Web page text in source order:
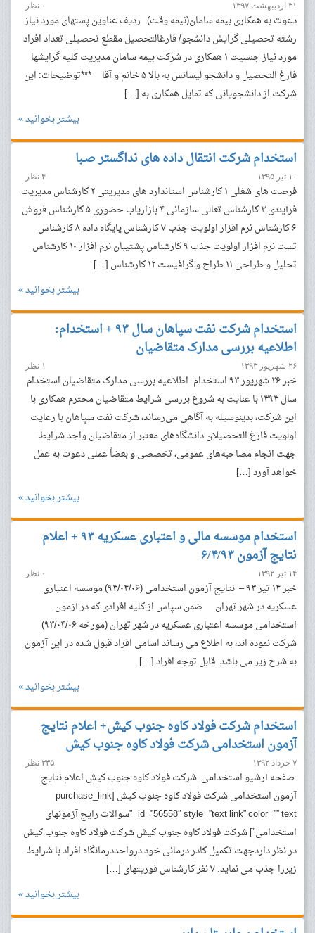
۳۱ اردیبهشت ۱۳۹۷ ۰ نظر
دعوت به همکاری بیمه سامان(نیمه وقت) ردیف عناوین پست­های مورد نیاز
رشته تحصیلی گرایش دانشجو/ فارغ­التحصیل مقطع تحصیلی تعداد افراد
مورد نیاز جنسیت ۱ همکاری در شرکت بیمه سامان مدیریت کلیه گرایش­ها
فارغ التحصیل و دانشجو لیسانس به بالا ۵ خانم و آقا ***توضیحات: این
شرکت از دانشجویانی که تمایل همکاری به […]
بیشتر بخوانید »
استخدام شرکت انتقال داده‎ های نداگستر صـبا
۱۰ تیر ۱۳۹۵ ۴ نظر
فرصت های شغلی ۱ کارشناس استاندارد های مدیریتی ۲ کارشناس مدیریت
فرآیندی ۳ کارشناس تعالی سازمانی ۴ بازاریاب حضوری ۵ کارشناس فروش
۶ کارشناس نرم افزار اولویت جذب ۷ کارشناس پایگاه داده ۸ کارشناس
تست نرم افزار اولویت جذب ۹ کارشناس پشتیبان نرم افزار ۱۰ کارشناس
تحلیل و طراحی ۱۱ طراح و گرافیست ۱۲ کارشناس […]
بیشتر بخوانید »
استخدام شرکت نفت سپاهان سال ۹۳ + استخدام:
اطلاعیه بررسی مدارک متقاضیان
۲۶ شهریور ۱۳۹۳ ۱ نظر
خبر ۲۶ شهریور ۹۳ استخدام: اطلاعیه بررسی مدارک متقاضیان استخدام
سال ۱۳۹۳ با عنایت به شروع بررسی شرایط متقاضیان محترم همکاری با
این شرکت، بدینوسیله به آگاهی می‌رساند، شرکت نفت سپاهان با رعایت
اولویت فارغ التحصیلان دانشگاه‌های معتبر از متقاضیان واجد شرایط
جهت انجام مصاحبه‌های عمومی، تخصصی و بعضاً عملی دعوت به عمل
خواهد آورد […]
بیشتر بخوانید »
استخدام موسسه مالی و اعتباری عسکریه ۹۳ + اعلام
نتایج آزمون ۶/۴/۹۳
۱۴ تیر ۱۳۹۲ ۰ نظر
خبر ۱۴ تیر ۹۳ – نتایج آزمون استخدامی (۹۳/۰۴/۰۶) موسسه اعتباری
عسکریه در شهر تهران ضمن سپاس از کلیه افرادی که در آزمون
استخدامی موسسه اعتباری عسکریه در شهر تهران (مورخه ۹۳/۰۴/۰۶)
شرکت نموده اند، به اطلاع می رساند اسامی افراد قبول شده در این آزمون
به شرح زیر می باشد. قابل توجه افراد […]
بیشتر بخوانید »
استخدام شرکت فولاد کاوه جنوب کیش+ اعلام نتایج
آزمون استخدامی شرکت فولاد کاوه جنوب کیش
۷ خرداد ۱۳۹۲ ۳۳۵ نظر
صفحه آرشیو استخدامی شرکت فولاد کاوه جنوب کیش اعلام نتایج
آزمون استخدامی شرکت فولاد کاوه جنوب کیش [purchase_link
id=”56558″ style=”text link” color=”” text=”سوالات رایج آزمونهای
استخدامی”] شرکت فولاد کاوه جنوب کیش شرکت فولاد کاوه جنوب کیش
در نظر داردجهت تکمیل کادر درمانى خود درواحددرمانگاه افراد با شرایط
زیررا جذب می نماید. ۷ نفر کارشناس فوریتهاى […]
بیشتر بخوانید »